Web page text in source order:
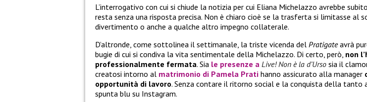
L’interrogativo con cui si chiude la notizia per cui Eliana Michelazzo avrebbe
resta senza una risposta precisa. Non è chiaro cioè se la trasferta si limitasse al
divertimento o anche a qualche altro impegno collaterale.
D’altronde, come sottolinea il settimanale, la triste vicenda del Pratigateavrà
bugie di cui si condiva la vita sentimentale della Michelazzo. Di certo, però, non
professionalmente fermata. Sia le presenze a Live! Non è la d’Urso sia il
creatosi intorno al matrimonio di Pamela Prati hanno assicurato alla manager
opportunità di lavoro. Senza contare il ritorno social e la conquista della tanto
spunta blu su Instagram.